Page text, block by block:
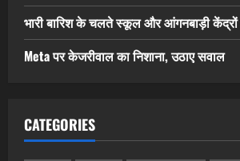
भारी बारिश के चलते स्कूल और आंगनबाड़ी
Meta पर केजरीवाल का निशाना, उठाए सवाल
CATEGORIES